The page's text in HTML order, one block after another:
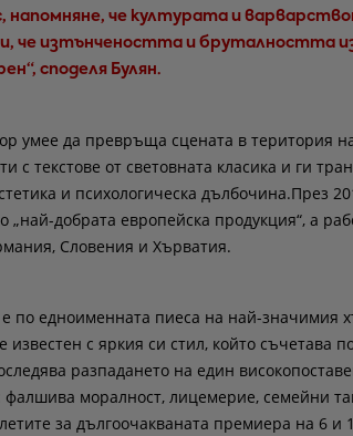
напомняне, че културата и
че изтънчеността и бруталността
споделя Булян.
умее да превръща сцената в територия
с текстове от световната класика и ги
и психологическа дълбочина.През
„най-добрата европейска продукция“, а
Словения и Хърватия.
е по едноименната пиеса на най-значимия
с яркия си стил, който съчетава
разпадането на един
фалшива моралност, лицемерие, семейни
за дългоочакваната премиера на 6